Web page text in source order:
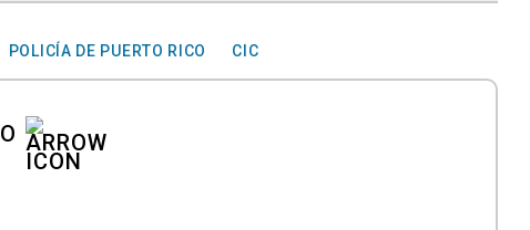
POLICÍA DE PUERTO RICO CIC